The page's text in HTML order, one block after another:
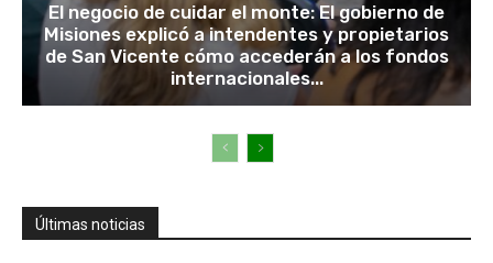
El negocio de cuidar el monte: El gobierno de
Misiones explicó a intendentes y propietarios
de San Vicente cómo accederán a los fondos
internacionales...
Últimas noticias